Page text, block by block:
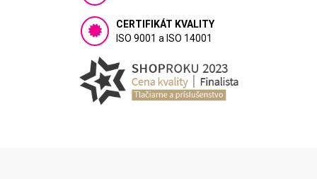
CERTIFIKÁT KVALITY
ISO 9001 a ISO 14001